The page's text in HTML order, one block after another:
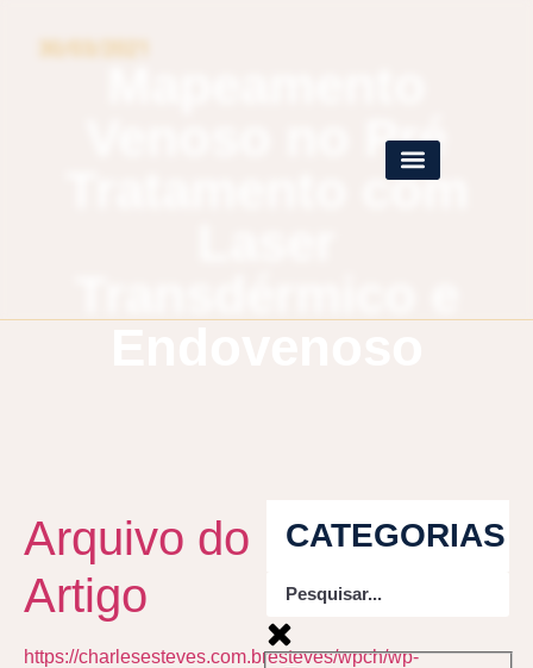
Venoso no Pré
Tratamento com
Arquivo do
Artigo
https://charlesesteves.com.bresteves/wpch/wp-
CATEGORIAS